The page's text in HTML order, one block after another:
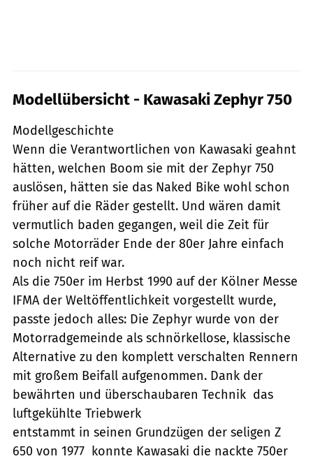
Modellübersicht - Kawasaki Zephyr 750
Modellgeschichte
Wenn die Verantwortlichen von Kawasaki geahnt
hätten, welchen Boom sie mit der Zephyr 750
auslösen, hätten sie das Naked Bike wohl schon
früher auf die Räder gestellt. Und wären damit
vermutlich baden gegangen, weil die Zeit für
solche Motorräder Ende der 80er Jahre einfach
noch nicht reif war.
Als die 750er im Herbst 1990 auf der Kölner Messe
IFMA der Weltöffentlichkeit vorgestellt wurde,
passte jedoch alles: Die Zephyr wurde von der
Motorradgemeinde als schnörkellose, klassische
Alternative zu den komplett verschalten Rennern
mit großem Beifall aufgenommen. Dank der
bewährten und überschaubaren Technik  das
luftgekühlte Triebwerk
entstammt in seinen Grundzügen der seligen Z
650 von 1977  konnte Kawasaki die nackte 750er